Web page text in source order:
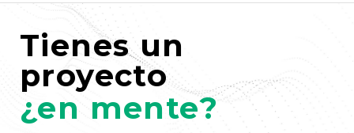
Tienes un
proyecto
¿en mente?